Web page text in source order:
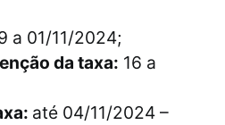
a 01/11/2024;
da taxa: 16 a
até 04/11/2024 –